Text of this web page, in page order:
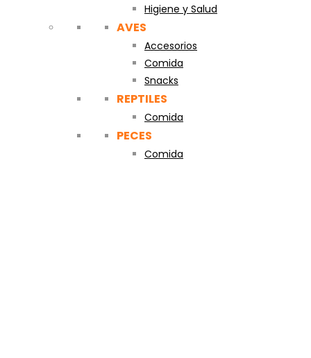
Higiene y Salud
AVES
Accesorios
Comida
Snacks
REPTILES
Comida
PECES
Comida